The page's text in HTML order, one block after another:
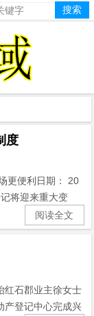
度
更便利日期： 20
将迎来重大变
阅读全文
红石郡业主徐女士
产登记中心完成兴